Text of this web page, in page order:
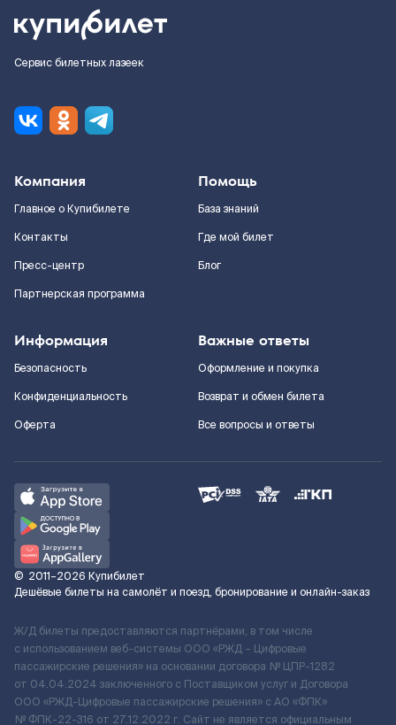
Сервис билетных лазеек
Компания
Главное о Купибилете
Контакты
Пресс-центр
Партнерская программа
Помощь
База знаний
Где мой билет
Блог
Информация
Безопасность
Конфиденциальность
Оферта
Важные ответы
Оформление и покупка
Возврат и обмен билета
Все вопросы и ответы
© 2011–2026 Купибилет
Дешёвые билеты на самолёт и поезд, бронирование и онлайн-заказ
Ж/Д билеты предоставляются партнёрами, в том числе
с использованием веб-системы ООО «РЖД – Цифровые
пассажирские решения» на основании договора № ЦПР-1282
от 04.04.2024 заключенного с Поставщиком услуг и Договора
ООО «РЖД-Цифровые пассажирские решения» c АО «ФПК»
№ ФПК-22-316 от 27.12.2022 г. Сайт не является официальным